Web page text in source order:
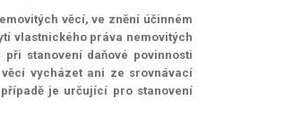
věcí, ve znění účinném
vlastnického práva nemovitých
stanovení daňové povinnosti
vycházet ani ze srovnávací
případě je určující pro stanovení